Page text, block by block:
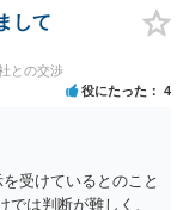
して
との交渉
役にたった 4
受けているとのこと
は判断が難しく、